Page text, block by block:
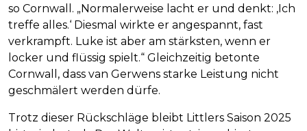
so Cornwall. „Normalerweise lacht er und denkt: ‚Ich
treffe alles.‘ Diesmal wirkte er angespannt, fast
verkrampft. Luke ist aber am stärksten, wenn er
locker und flüssig spielt.“ Gleichzeitig betonte
Cornwall, dass van Gerwens starke Leistung nicht
geschmälert werden dürfe.
Trotz dieser Rückschläge bleibt Littlers Saison 2025